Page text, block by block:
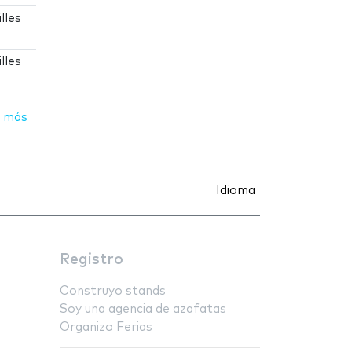
Idioma
Registro
Construyo stands
Soy una agencia de azafatas
Organizo Ferias